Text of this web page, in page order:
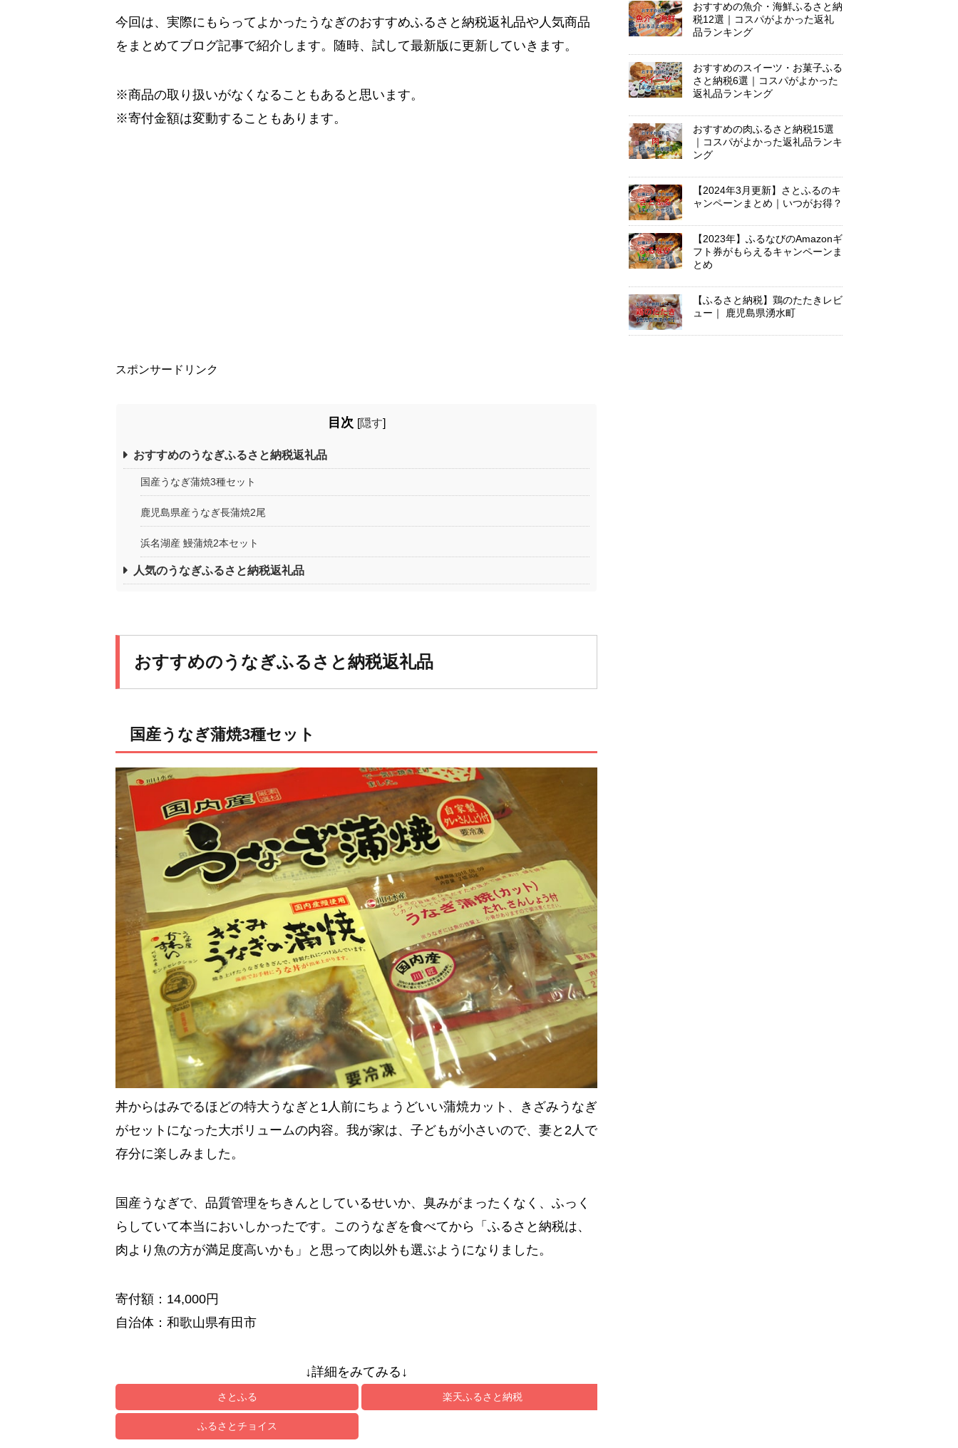
今回は、実際にもらってよかったうなぎのおすすめふるさと納税返礼品や人気商品
をまとめてブログ記事で紹介します。随時、試して最新版に更新していきます。
※商品の取り扱いがなくなることもあると思います。
※寄付金額は変動することもあります。
スポンサードリンク
目次 [隠す]
おすすめのうなぎふるさと納税返礼品
国産うなぎ蒲焼3種セット
鹿児島県産うなぎ長蒲焼2尾
浜名湖産 鰻蒲焼2本セット
人気のうなぎふるさと納税返礼品
おすすめのうなぎふるさと納税返礼品
国産うなぎ蒲焼3種セット
丼からはみでるほどの特大うなぎと1人前にちょうどいい蒲焼カット、きざみうなぎ
がセットになった大ボリュームの内容。我が家は、子どもが小さいので、妻と2人で
存分に楽しみました。
国産うなぎで、品質管理をちきんとしているせいか、臭みがまったくなく、ふっく
らしていて本当においしかったです。このうなぎを食べてから「ふるさと納税は、
肉より魚の方が満足度高いかも」と思って肉以外も選ぶようになりました。
寄付額：14,000円
自治体：和歌山県有田市
↓詳細をみてみる↓
さとふる 楽天ふるさと納税
ふるさとチョイス
おすすめの魚介・海鮮ふるさと納
税12選｜コスパがよかった返礼
品ランキング
おすすめのスイーツ・お菓子ふる
さと納税6選｜コスパがよかった
返礼品ランキング
おすすめの肉ふるさと納税15選
｜コスパがよかった返礼品ランキ
ング
【2024年3月更新】さとふるのキ
ャンペーンまとめ｜いつがお得？
【2023年】ふるなびのAmazonギ
フト券がもらえるキャンペーンま
とめ
【ふるさと納税】鶏のたたきレビ
ュー｜ 鹿児島県湧水町